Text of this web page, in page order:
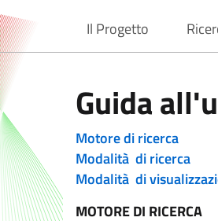
Il Progetto
current
Guida
Motore di ricerca
Modalità di ricerca
Modalità di
MOTORE DI RICERCA